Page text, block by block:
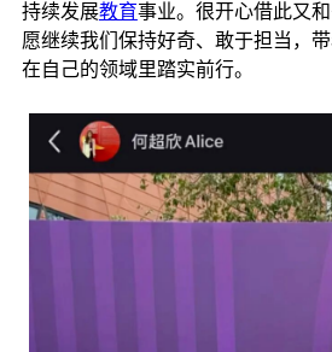
持续发展教育事业。很开心借此又
愿继续我们保持好奇、敢于担当，带
在自己的领域里踏实前行。